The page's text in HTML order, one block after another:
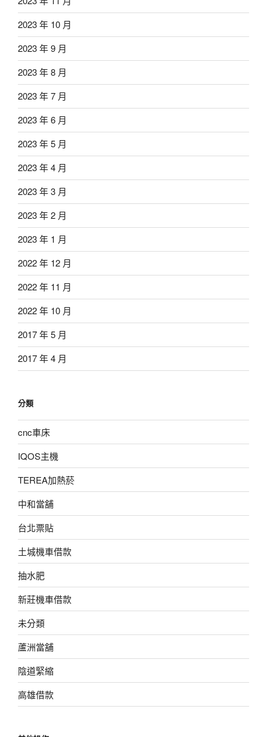
2023 年 10 月
2023 年 9 月
2023 年 8 月
2023 年 7 月
2023 年 6 月
2023 年 5 月
2023 年 4 月
2023 年 3 月
2023 年 2 月
2023 年 1 月
2022 年 12 月
2022 年 11 月
2022 年 10 月
2017 年 5 月
2017 年 4 月
分類
cnc車床
IQOS主機
TEREA加熱菸
中和當舖
台北票貼
土城機車借款
抽水肥
新莊機車借款
未分類
蘆洲當舖
陰道緊縮
高雄借款